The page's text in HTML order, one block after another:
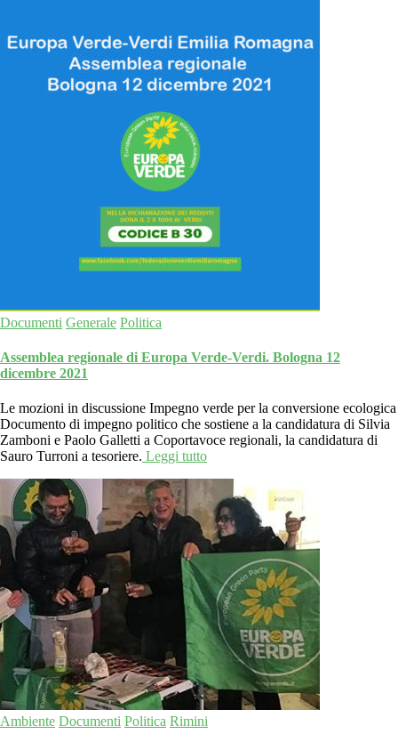
Documenti Generale Politica
Assemblea regionale di Europa Verde-Verdi. Bologna 12
dicembre 2021
Le mozioni in discussione Impegno verde per la conversione ecologica
Documento di impegno politico che sostiene a la candidatura di Silvia
Zamboni e Paolo Galletti a Coportavoce regionali, la candidatura di
Sauro Turroni a tesoriere. Leggi tutto
Ambiente Documenti Politica Rimini